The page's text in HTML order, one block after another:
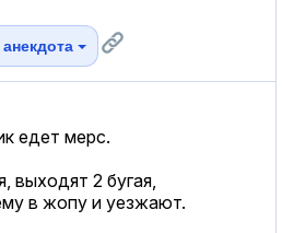
анекдота
едет мерс.
выходят 2 бугая,
в жопу и уезжают.